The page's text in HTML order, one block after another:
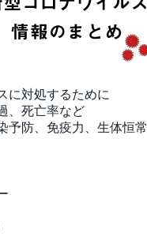
に対処するために
、死亡率など
予防、免疫力、生体恒常